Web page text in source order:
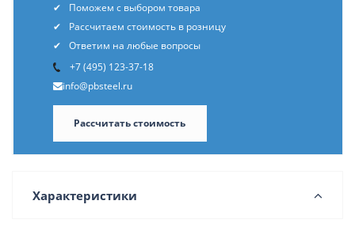
Поможем с выбором товара
Рассчитаем стоимость в розницу
Ответим на любые вопросы
+7 (495) 123-37-18
info@pbsteel.ru
Рассчитать стоимость
Характеристики